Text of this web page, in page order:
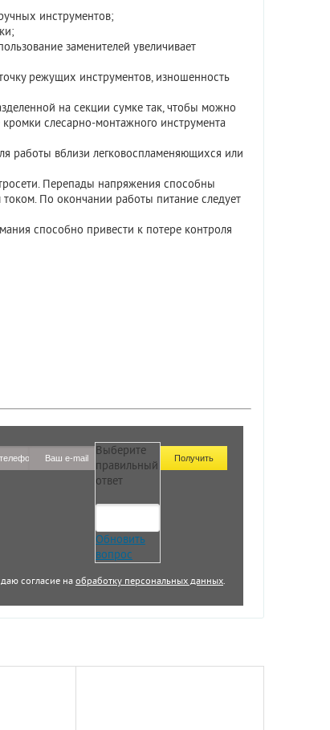
инструментов;
заменителей увеличивает
режущих инструментов, изношенность
на секции сумке так, чтобы можно
слесарно-монтажного инструмента
работы вблизи легковоспламеняющихся или
Перепады напряжения способны
По окончании работы питание следует
способно привести к потере контроля
Выберите
правильный
ответ
Обновить
вопрос
согласие на обработку персональных данных.